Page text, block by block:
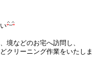
境などのお宅へ訪問し、
クリーニング作業をいたしま